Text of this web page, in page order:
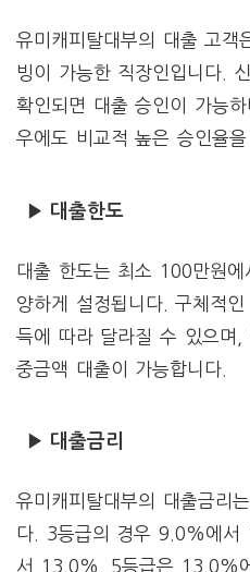
유미캐피탈대부의 대출 고
빙이 가능한 직장인입니다.
확인되면 대출 승인이 가능
우에도 비교적 높은 승인율을
▶ 대출한도
대출 한도는 최소 100만원
양하게 설정됩니다. 구체적
득에 따라 달라질 수 있으며,
중금액 대출이 가능합니다.
▶ 대출금리
유미캐피탈대부의 대출금리
다. 3등급의 경우 9.0%에
서 13.0%, 5등급은 13.0%